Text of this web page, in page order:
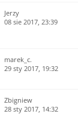
Jerzy
08 sie 2017, 23:39
marek_c.
29 sty 2017, 19:32
Zbigniew
28 sty 2017, 14:32